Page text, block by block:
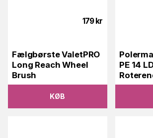
179 kr
Fælgbørste ValetPRO
Long Reach Wheel
Brush
KØB
PE 14